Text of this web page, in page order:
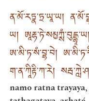
ན་མོ་རཏྣ་ཏྲ་ཡཱ་ཡ།
ཡ།
ཨ་མི་ཏ་སཾ་བྷ་བེ།
ག་ན་ཀཱིརྟི་ཀ་རེ།
namo ratna